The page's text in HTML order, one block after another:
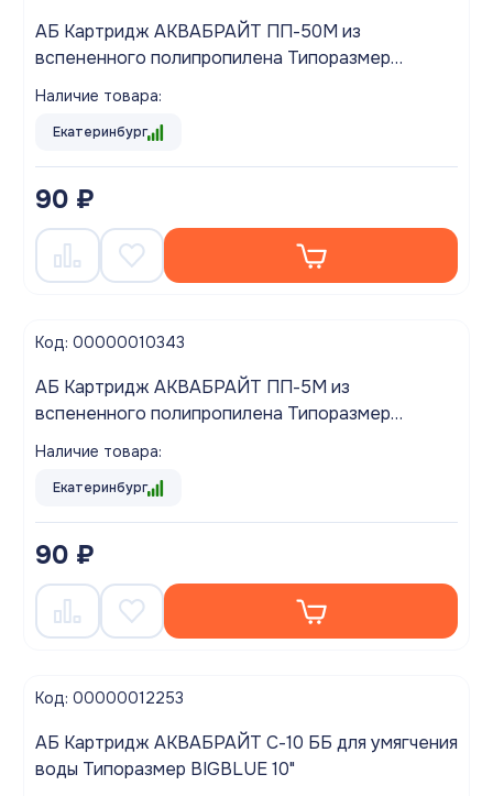
АБ Картридж АКВАБРАЙТ ПП-50М из
вспененного полипропилена Типоразмер
SLIMLINE 10 дюймов
Наличие товара:
Екатеринбург
90 ₽
Код: 00000010343
АБ Картридж АКВАБРАЙТ ПП-5М из
вспененного полипропилена Типоразмер
SLIMLINE 10 дюймов
Наличие товара:
Екатеринбург
90 ₽
Код: 00000012253
АБ Картридж АКВАБРАЙТ С-10 ББ для умягчения
воды Типоразмер BIGBLUE 10"